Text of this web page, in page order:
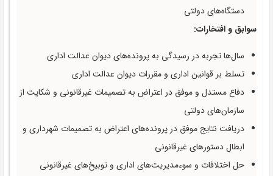
دستگاه‌های دولتی
سوابق و افتخارات:
سال‌ها تجربه در رسیدگی به پرونده‌های دیوان عدالت اداری
تسلط بر قوانین اداری و مقررات دیوان عدالت اداری
دفاع مستدل و موفق در اعتراض به تصمیمات غیرقانونی و شکایت از
سازمان‌های دولتی
دریافت نتایج موفق در پرونده‌های اعتراض به تصمیمات شهرداری و
ابطال دستورهای غیرقانونی
حل اختلافات و سوءمدیریت‌های اداری و توبیخ‌های غیرقانونی